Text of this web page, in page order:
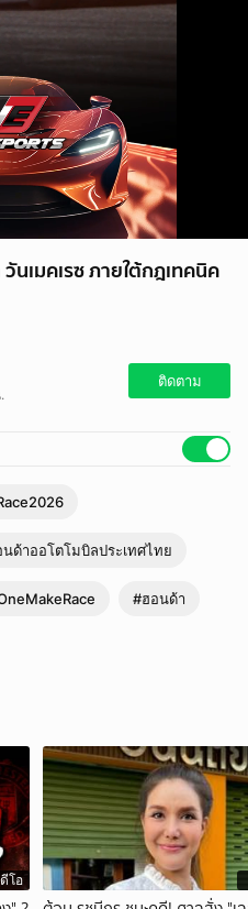
เมคเรซ ภายใต้กฎเทคนิค
ติดตาม
ด้าออโตโมบิลประเทศไทย
#ฮอนด้า
โอ